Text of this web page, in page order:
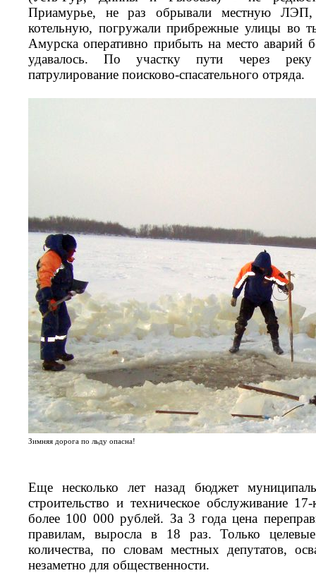
Приамурье, не раз обрывали местную ЛЭП,
котельную, погружали прибрежные улицы во
Амурска оперативно прибыть на место аварий
удавалось. По участку пути через реку
патрулирование поисково-спасательного отряда.
Зимняя дорога по льду опасна!
Еще несколько лет назад бюджет
строительство и техническое обслуживание
более 100 000 рублей. За 3 года цена
правилам, выросла в 18 раз. Только
количества, по словам местных депутатов,
незаметно для общественности.